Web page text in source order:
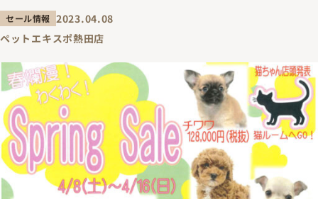
セール情報 2023.04.08
ペットエキスポ熱田店